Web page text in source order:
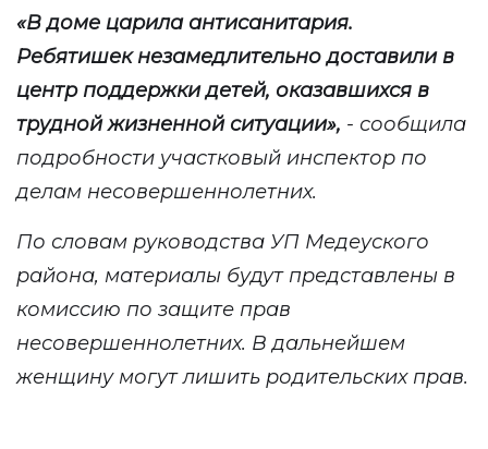
«В доме царила антисанитария.
Ребятишек незамедлительно доставили в
центр поддержки детей, оказавшихся в
трудной жизненной ситуации», - сообщила
подробности участковый инспектор по
делам несовершеннолетних.
По словам руководства УП Медеуского
района, материалы будут представлены в
комиссию по защите прав
несовершеннолетних. В дальнейшем
женщину могут лишить родительских прав.